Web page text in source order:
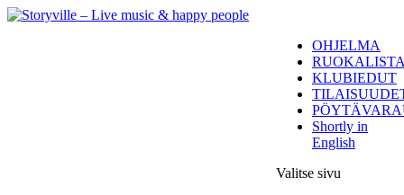
OHJELMA
KLUBIEDUT
Shortly in
English
Valitse sivu